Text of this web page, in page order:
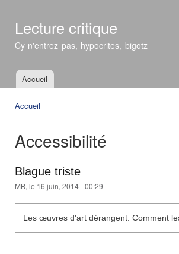
Lecture critique
Cy n'entrez pas, hypocrites, bigotz
Menu principal
Accueil
Accueil
Accessibilité
Blague triste
MB, le 16 juin, 2014 - 00:29
Les œuvres d'art dérangent. Comment